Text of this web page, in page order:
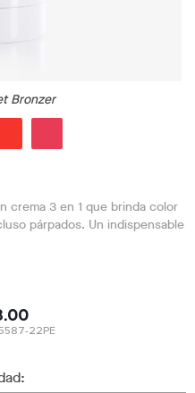
Bronzer
crema 3 en 1 que brinda color
párpados. Un indispensable
22PE